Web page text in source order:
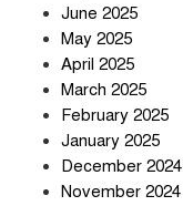
June 2025
May 2025
April 2025
March 2025
February 2025
January 2025
December 2024
November 2024